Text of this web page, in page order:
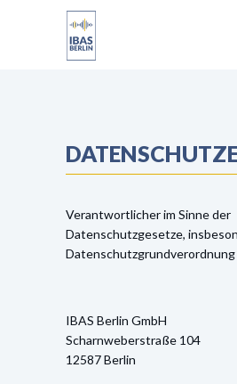
Verantwortlicher im Sinne der
Datenschutzgesetze,
Datenschutzgrundverordnung
IBAS Berlin GmbH
Scharnweberstraße 104
12587 Berlin